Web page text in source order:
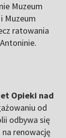
Muzeum
Muzeum
ratowania
Opieki nad
od
odbywa się
renowację